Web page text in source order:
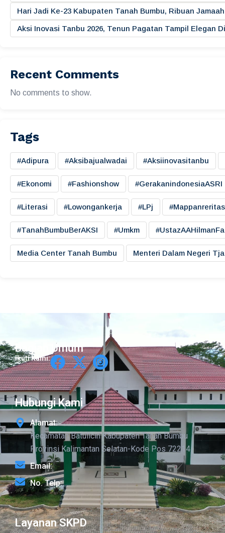
Hari Jadi Ke-23 Kabupaten Tanah Bumbu, Ribuan
Aksi Inovasi Tanbu 2026, Tenun Pagatan Tampil Elegan
Recent Comments
No comments to show.
Tags
#adipura #aksibajualwadai #aksiinovasitanbu
#ekonomi #fashionshow #gerakanindonesiaASRI
#literasi #lowongankerja #LPj
#TanahBumbuBerAKSI #umkm
Media Center Tanah Bumbu Menteri Dalam Negeri
Bagian Umum
Ikuti Kami:
Hubungi Kami
Alamat:
Kecamatan Batulicin Kabupaten Tanah Bumbu
Provinsi Kalimantan Selatan-Kode Pos 72214
Email:
No. Telp:
Layanan SKPD